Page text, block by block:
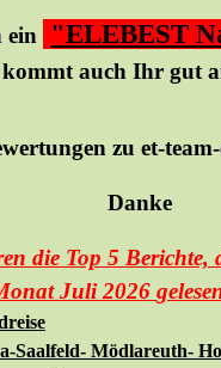
ein "ELEBEST
auch Ihr gut
die Top 5 Berichte,
Juli2026
Saalfeld- Mödlareuth-